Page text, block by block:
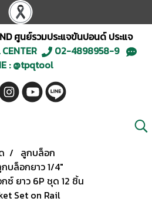
ศูนย์รวมประแจขันปอนด์ ประแจ
02-4898958-9
: @tpqtool
ลูกบล็อก
บล็อกยาว 1/4"
ซ์ ยาว 6P ชุด 12 ชิ้น
Set on Rail